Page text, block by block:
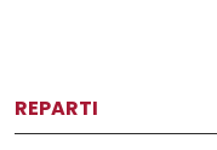
REPARTI